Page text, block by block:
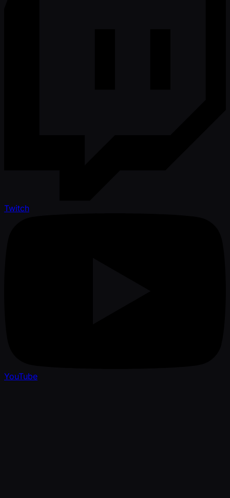
Twitch
YouTube